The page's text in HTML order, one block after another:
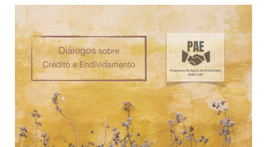
Publicações
Especial Covid-19
Eventos
Links úteis
Sociedades de Consumo
Agricultura Familiar